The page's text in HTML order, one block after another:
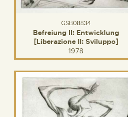
GSB08834
Befreiung II: Entwicklung
[Liberazione II: Sviluppo]
1978